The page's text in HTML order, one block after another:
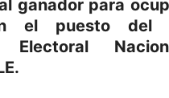
ganador para
el puesto del
Electoral